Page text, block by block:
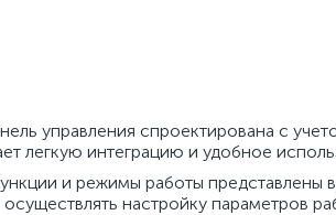
управления спроектирована с
легкую интеграцию и удобное
и режимы работы представлены
настройку параметров